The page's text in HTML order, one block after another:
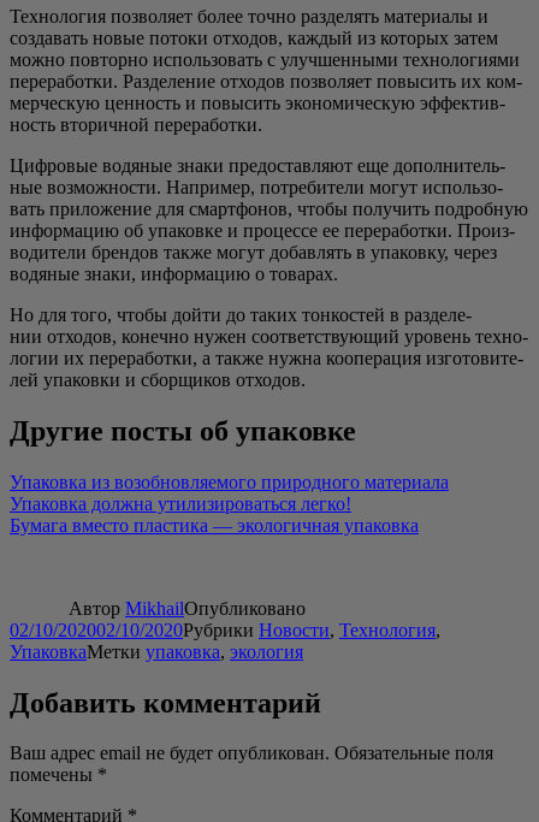
Тех­но­ло­гия поз­во­ля­ет более точ­но раз­де­лять мате­ри­а­лы и
созда­вать новые пото­ки отхо­дов, каж­дый из кото­рых затем
мож­но повтор­но исполь­зо­вать с улуч­шен­ны­ми тех­но­ло­ги­я­ми
пере­ра­бот­ки. Раз­де­ле­ние отхо­дов поз­во­ля­ет повы­сить их ком­
мер­че­скую цен­ность и повы­сить эко­но­ми­че­скую эффек­тив­
ность вто­рич­ной переработки.
Циф­ро­вые водя­ные зна­ки предо­став­ля­ют еще допол­ни­тель­
ные воз­мож­но­сти. Напри­мер, потре­би­те­ли могут исполь­зо­
вать при­ло­же­ние для смарт­фо­нов, что­бы полу­чить подроб­ную
инфор­ма­цию об упа­ков­ке и про­цес­се ее пере­ра­бот­ки. Про­из­
во­ди­те­ли брен­дов так­же могут добав­лять в упа­ков­ку, через
водя­ные зна­ки, инфор­ма­цию о товарах.
Но для того, что­бы дой­ти до таких тон­ко­стей в раз­де­ле­
нии отхо­дов, конеч­но нужен соот­вет­ству­ю­щий уро­вень тех­но­
ло­гии их пере­ра­бот­ки, а так­же нуж­на коопе­ра­ция изго­то­ви­те­
лей упа­ков­ки и сбор­щи­ков отходов.
Другие посты об упаковке
Упа­ков­ка из воз­об­нов­ля­е­мо­го при­род­но­го мате­ри­а­ла
Упа­ков­ка долж­на ути­ли­зи­ро­вать­ся лег­ко!
Бума­га вме­сто пла­сти­ка — эко­ло­гич­ная упаковка
Автор MikhailОпубликовано
02/10/202002/10/2020Рубрики Новости, Технология,
УпаковкаМетки упаковка, экология
Добавить комментарий
Ваш адрес email не будет опубликован. Обязательные поля
помечены *
Комментарий *